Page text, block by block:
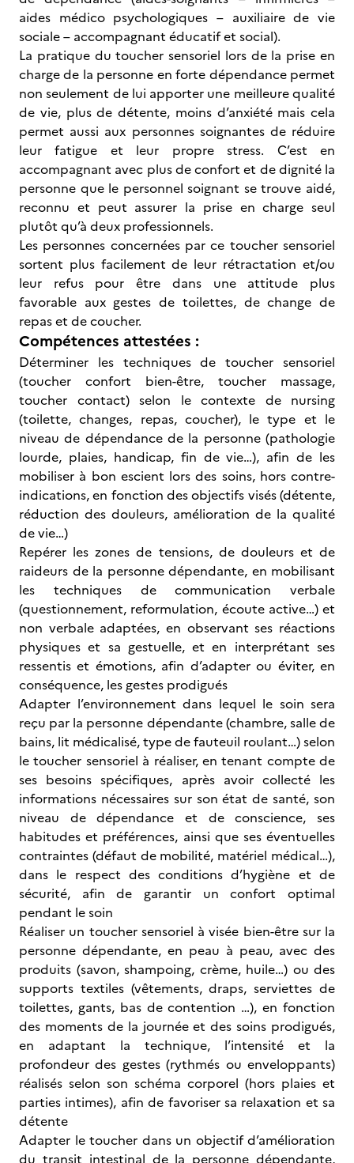
aides médico psychologiques – auxiliaire de vie
sociale – accompagnant éducatif et social).
La pratique du toucher sensoriel lors de la prise en
charge de la personne en forte dépendance permet
non seulement de lui apporter une meilleure qualité
de vie, plus de détente, moins d’anxiété mais cela
permet aussi aux personnes soignantes de réduire
leur fatigue et leur propre stress. C’est en
accompagnant avec plus de confort et de dignité la
personne que le personnel soignant se trouve aidé,
reconnu et peut assurer la prise en charge seul
plutôt qu’à deux professionnels.
Les personnes concernées par ce toucher sensoriel
sortent plus facilement de leur rétractation et/ou
leur refus pour être dans une attitude plus
favorable aux gestes de toilettes, de change de
repas et de coucher.
Compétences attestées :
Déterminer les techniques de toucher sensoriel
(toucher confort bien-être, toucher massage,
toucher contact) selon le contexte de nursing
(toilette, changes, repas, coucher), le type et le
niveau de dépendance de la personne (pathologie
lourde, plaies, handicap, fin de vie…), afin de les
mobiliser à bon escient lors des soins, hors contre-
indications, en fonction des objectifs visés (détente,
réduction des douleurs, amélioration de la qualité
de vie…)
Repérer les zones de tensions, de douleurs et de
raideurs de la personne dépendante, en mobilisant
les techniques de communication verbale
(questionnement, reformulation, écoute active…) et
non verbale adaptées, en observant ses réactions
physiques et sa gestuelle, et en interprétant ses
ressentis et émotions, afin d’adapter ou éviter, en
conséquence, les gestes prodigués
Adapter l’environnement dans lequel le soin sera
reçu par la personne dépendante (chambre, salle de
bains, lit médicalisé, type de fauteuil roulant…) selon
le toucher sensoriel à réaliser, en tenant compte de
ses besoins spécifiques, après avoir collecté les
informations nécessaires sur son état de santé, son
niveau de dépendance et de conscience, ses
habitudes et préférences, ainsi que ses éventuelles
contraintes (défaut de mobilité, matériel médical…),
dans le respect des conditions d’hygiène et de
sécurité, afin de garantir un confort optimal
pendant le soin
Réaliser un toucher sensoriel à visée bien-être sur la
personne dépendante, en peau à peau, avec des
produits (savon, shampoing, crème, huile…) ou des
supports textiles (vêtements, draps, serviettes de
toilettes, gants, bas de contention …), en fonction
des moments de la journée et des soins prodigués,
en adaptant la technique, l’intensité et la
profondeur des gestes (rythmés ou enveloppants)
réalisés selon son schéma corporel (hors plaies et
parties intimes), afin de favoriser sa relaxation et sa
détente
Adapter le toucher dans un objectif d’amélioration
du transit intestinal de la personne dépendante,